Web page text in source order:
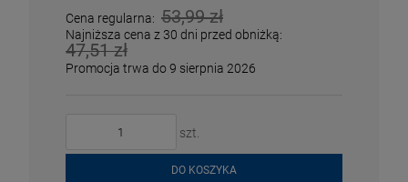
Cena regularna: 53,99 zł
Najniższa cena z 30 dni przed obniżką:
47,51 zł
Promocja trwa do 9 sierpnia 2026
szt.
DO KOSZYKA